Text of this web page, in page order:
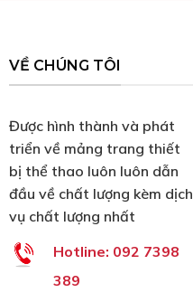
VỀ CHÚNG TÔI
Được hình thành và phát
triển về mảng trang thiết
bị thể thao luôn luôn dẫn
đầu về chất lượng kèm dịch
vụ chất lượng nhất
Hotline: 092 7398
389